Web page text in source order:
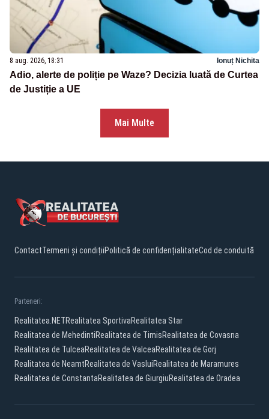
8 aug. 2026, 18:31 Ionuț Nichita
Adio, alerte de poliție pe Waze? Decizia luată de Curtea
de Justiție a UE
Mai Multe
ContactTermeni și condițiiPolitică de confidențialitateCod de conduită
Parteneri:
Realitatea.NETRealitatea SportivaRealitatea Star
Realitatea de MehedintiRealitatea de TimisRealitatea de Covasna
Realitatea de TulceaRealitatea de ValceaRealitatea de Gorj
Realitatea de NeamtRealitatea de VasluiRealitatea de Maramures
Realitatea de ConstantaRealitatea de GiurgiuRealitatea de Oradea